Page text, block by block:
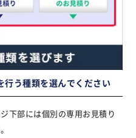
行う種類を選んでください
下部には個別の専用お見積り